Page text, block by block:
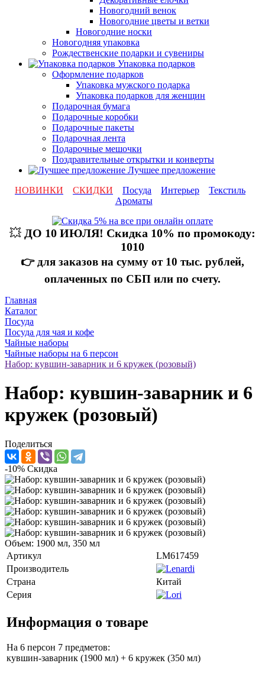
Новогодний венок
Новогодние цветы и ветки
Новогодние носки
Новогодняя упаковка
Рождественские подарки и сувениры
Упаковка подарков
Оформление подарков
Упаковка мужского подарка
Упаковка подарков для женщин
Подарочная бумага
Подарочные коробки
Подарочные пакеты
Подарочная лента
Подарочные мешочки
Поздравительные открытки и конверты
Лучшее предложение
НОВИНКИ
СКИДКИ Посуда Интерьер
Текстиль
Ароматы
💥 ДО 10 ИЮЛЯ! Скидка 10% по промокоду:
1010
👉 для заказов на сумму от 10 тыс. рублей,
оплаченных по СБП или по счету.
Главная
Каталог
Посуда
Посуда для чая и кофе
Чайные наборы
Чайные наборы на 6 персон
Набор: кувшин-заварник и 6 кружек (розовый)
Набор: кувшин-заварник и 6
кружек (розовый)
Поделиться
-10% Скидка
Объем: 1900 мл, 350 мл
Артикул
LM617459
Производитель
Страна
Китай
Серия
Информация о товаре
На 6 персон 7 предметов:
кувшин-заварник (1900 мл) + 6 кружек (350 мл)